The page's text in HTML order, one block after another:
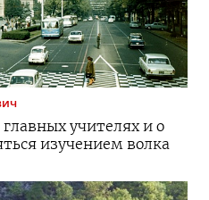
учителях и о
изучением волка